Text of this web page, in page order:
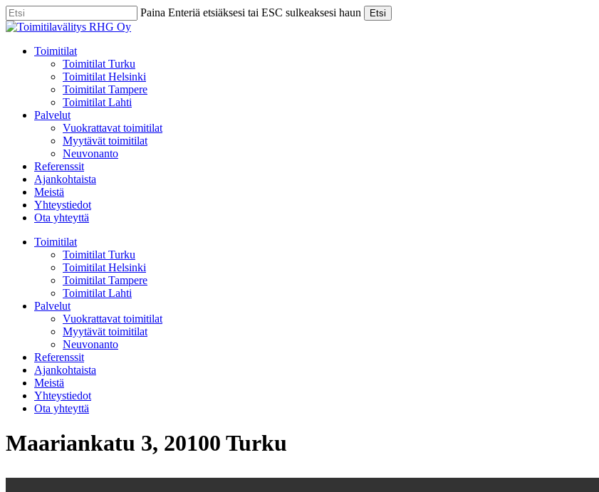
Skip
to
content
Paina Enteriä etsiäksesi tai ESC sulkeaksesi haun Etsi
Close
Menu
Toimitilat
Toimitilat Turku
Toimitilat Helsinki
Toimitilat Tampere
Toimitilat Lahti
Palvelut
Vuokrattavat toimitilat
Myytävät toimitilat
Neuvonanto
Referenssit
Ajankohtaista
Meistä
Yhteystiedot
Ota yhteyttä
Toimitilat
Toimitilat Turku
Toimitilat Helsinki
Toimitilat Tampere
Toimitilat Lahti
Palvelut
Vuokrattavat toimitilat
Myytävät toimitilat
Neuvonanto
Referenssit
Ajankohtaista
Meistä
Yhteystiedot
Ota yhteyttä
Maariankatu 3, 20100 Turku